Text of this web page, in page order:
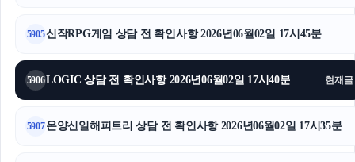
5905신작RPG게임 상담 전 확인사항 2026년06월02일 17시45분
5906LOGIC 상담 전 확인사항 2026년06월02일 17시40분 현재글
5907온양신일해피트리 상담 전 확인사항 2026년06월02일 17시35분